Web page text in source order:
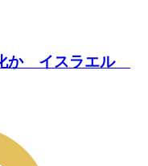
か イスラエル